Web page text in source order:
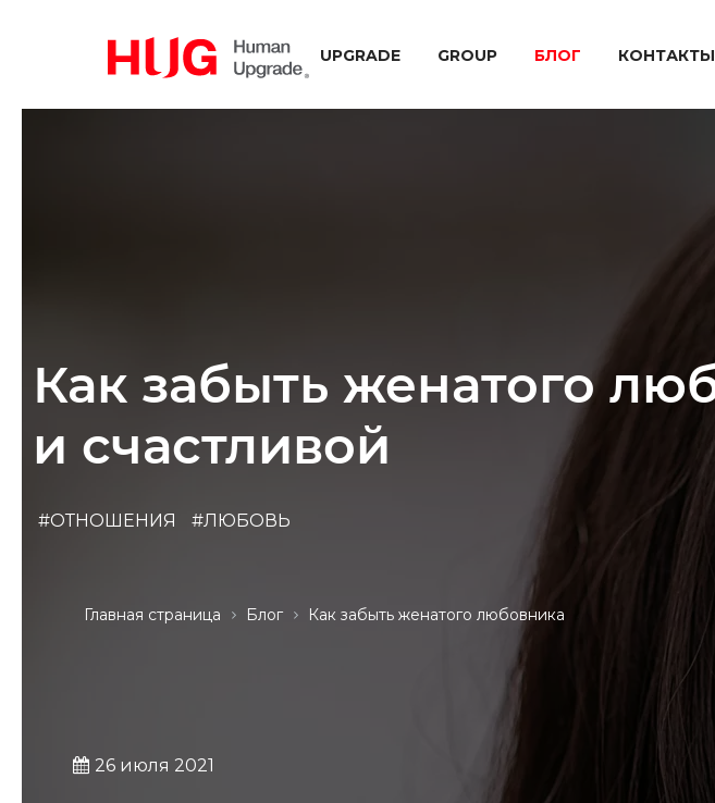
UPGRADE GROUP БЛОГ КОНТАКТЫ
Главная страница Блог Как забыть женатого любовника
Как забыть женатого
и счастливой
#ОТНОШЕНИЯ #ЛЮБОВЬ
26 июля 2021